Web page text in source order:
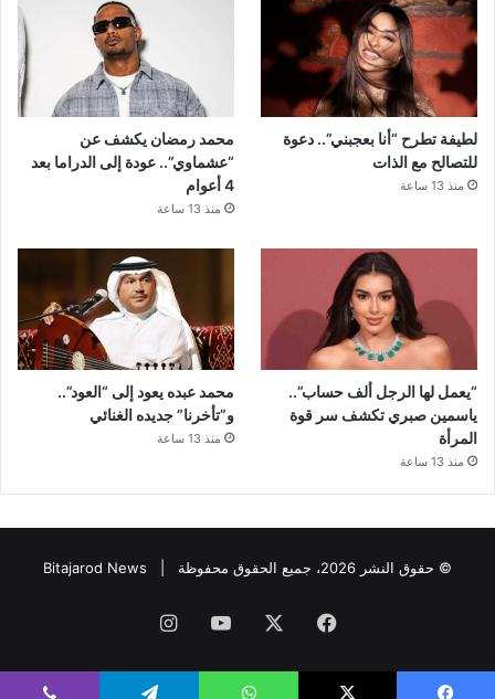
لطيفة تطرح “أنا بعجبني”.. دعوة
للتصالح مع الذات
منذ 13 ساعة
محمد رمضان يكشف عن
“عشماوي”.. عودة إلى الدراما بعد
4 أعوام
منذ 13 ساعة
“يعمل لها الرجل ألف حساب”..
ياسمين صبري تكشف سر قوة
المرأة
منذ 13 ساعة
محمد عبده يعود إلى “العود”..
و”تأخرنا” جديده الغنائي
منذ 13 ساعة
© حقوق النشر 2026، جميع الحقوق محفوظة | Bitajarod News
فيسبوك ‫YouTubeانستقرام